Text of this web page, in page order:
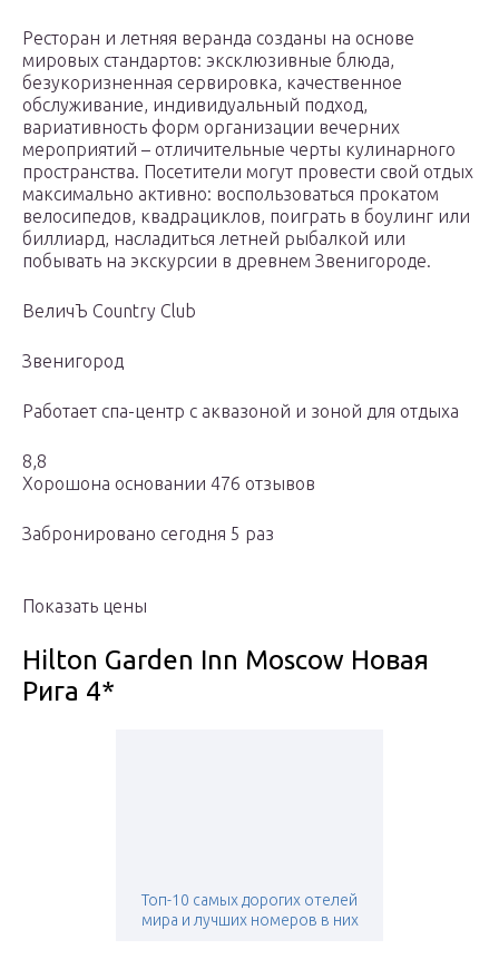
Ресторан и летняя веранда созданы на основе
мировых стандартов: эксклюзивные блюда,
безукоризненная сервировка, качественное
обслуживание, индивидуальный подход,
вариативность форм организации вечерних
мероприятий – отличительные черты кулинарного
пространства. Посетители могут провести свой отдых
максимально активно: воспользоваться прокатом
велосипедов, квадрациклов, поиграть в боулинг или
биллиард, насладиться летней рыбалкой или
побывать на экскурсии в древнем Звенигороде.
ВеличЪ Country Club
Звенигород
Работает спа-центр с аквазоной и зоной для отдыха
8,8
Хорошона основании 476 отзывов
Забронировано сегодня 5 раз
Показать цены
Hilton Garden Inn Moscow Новая
Рига 4*
Топ-10 самых дорогих отелей
мира и лучших номеров в них